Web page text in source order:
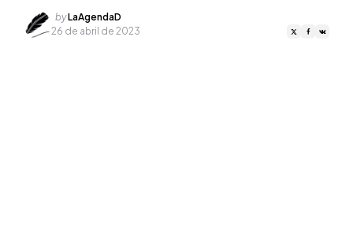
Posted
by
byLaAgendaD
26 de abril de 2023